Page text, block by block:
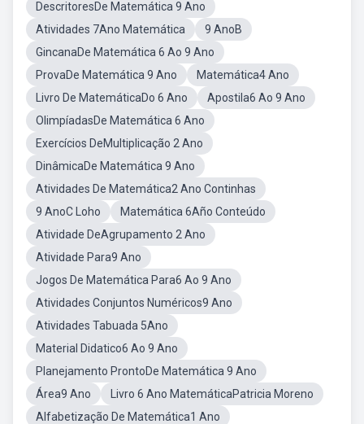
DescritoresDe Matemática 9 Ano
Atividades 7Ano Matemática
9 AnoB
GincanaDe Matemática 6 Ao 9 Ano
ProvaDe Matemática 9 Ano
Matemática4 Ano
Livro De MatemáticaDo 6 Ano
Apostila6 Ao 9 Ano
OlimpíadasDe Matemática 6 Ano
Exercícios DeMultiplicação 2 Ano
DinâmicaDe Matemática 9 Ano
Atividades De Matemática2 Ano Continhas
9 AnoC Loho
Matemática 6Año Conteúdo
Atividade DeAgrupamento 2 Ano
Atividade Para9 Ano
Jogos De Matemática Para6 Ao 9 Ano
Atividades Conjuntos Numéricos9 Ano
Atividades Tabuada 5Ano
Material Didatico6 Ao 9 Ano
Planejamento ProntoDe Matemática 9 Ano
Área9 Ano
Livro 6 Ano MatemáticaPatricia Moreno
Alfabetização De Matemática1 Ano